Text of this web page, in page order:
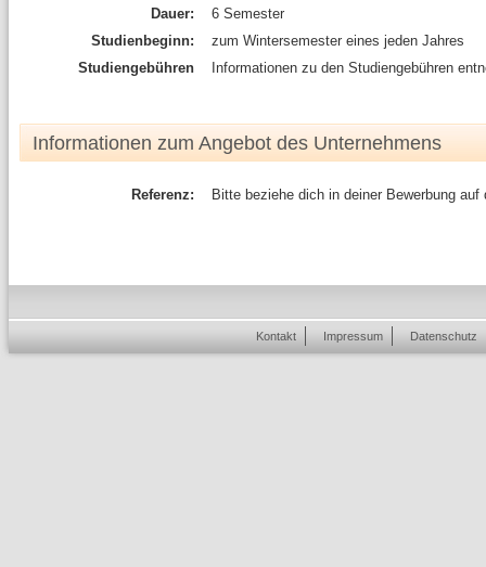
Dauer:
6 Semester
Studienbeginn:
zum Wintersemester eines jeden Jahres
Studiengebühren
Informationen zu den Studiengebühren
Informationen zum Angebot des Unternehmens
Referenz: Bitte beziehe dich in deiner Bewerbung auf
Kontakt Impressum Datenschutz